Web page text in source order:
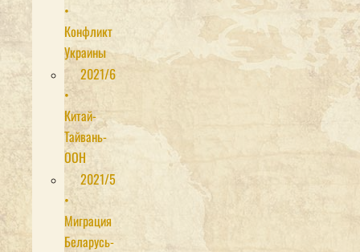
•
Конфликт
Украины
2021/6
•
Китай-
Тайвань-
ООН
2021/5
•
Миграция
Беларусь-